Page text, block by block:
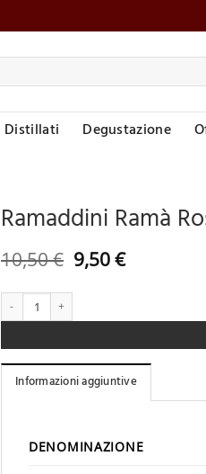
Distillati Degustazione
Ramaddini Ramà
10,50€ Il
prezzo
10,50 €.
9,50€Il
9,50 €.
Ramaddini Ramà Rosso
Informazioni aggiuntive
DENOMINAZIONE